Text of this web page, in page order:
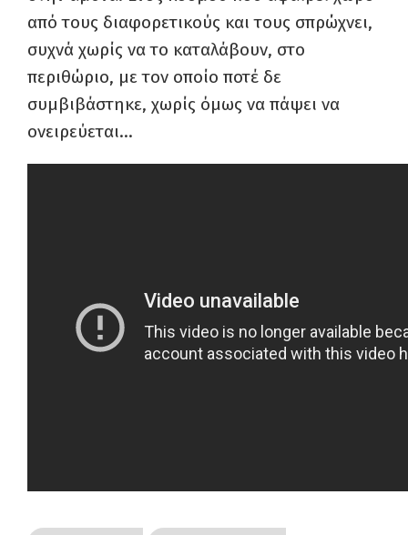
από τους διαφορετικούς και τους σπρώχνει,
συχνά χωρίς να το καταλάβουν, στο
περιθώριο, με τον οποίο ποτέ δε
συμβιβάστηκε, χωρίς όμως να πάψει να
ονειρεύεται…